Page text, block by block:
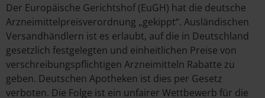
Der Europäische Gerichtshof (EuGH) hat die deutsche
Arzneimittelpreisverordnung „gekippt“. Ausländischen
Versandhändlern ist es erlaubt, auf die in Deutschland
gesetzlich festgelegten und einheitlichen Preise von
verschreibungspflichtigen Arzneimitteln Rabatte zu
geben. Deutschen Apotheken ist dies per Gesetz
verboten. Die Folge ist ein unfairer Wettbewerb für die